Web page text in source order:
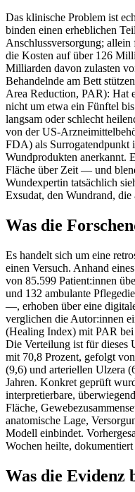
Das klinische Problem ist
binden einen erheblichen
Anschlussversorgung;
die Kosten auf über 126
Milliarden davon zulasten
Behandelnde am Bett
Area Reduction, PAR): Hat
nicht um etwa ein Fünftel
langsam oder schlecht
von der US-
FDA) als Surrogatendpunkt
Wundprodukten anerkannt.
Fläche über Zeit — und
Wundexpertin tatsächlich
Exsudat, den Wundrand, die
Was die
Es handelt sich um eine
einen Versuch. Anhand
von 85.599 Patient:innen
und 132 ambulante
—, erhoben über eine
verglichen die Autor:innen
(Healing Index) mit PAR
Die Verteilung ist für dieses
mit 70,8 Prozent, gefolgt
(9,6) und arteriellen Ulzera
Jahren. Konkret geprüft
interpretierbare,
Fläche,
anatomische Lage,
Modell einbindet.
Wochen heilte,
Was die Evidenz